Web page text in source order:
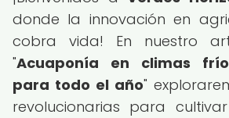
donde la innovación en
cobra vida! En nuestro
"Acuaponía en climas
para todo el año"
revolucionarias para